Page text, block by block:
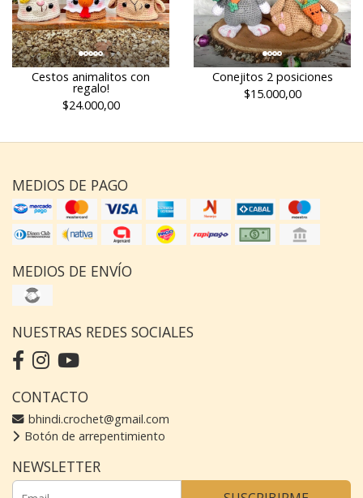
Cestos animalitos con
regalo!
$24.000,00
Conejitos 2 posiciones
$15.000,00
MEDIOS DE PAGO
MEDIOS DE ENVÍO
NUESTRAS REDES SOCIALES
CONTACTO
bhindi.crochet@gmail.com
Botón de arrepentimiento
NEWSLETTER